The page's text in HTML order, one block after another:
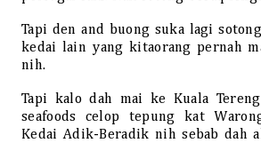
Tapi den and buong suka lagi
kedai lain yang kitaorang pernah
nih.
Tapi kalo dah mai ke Kuala
seafoods celop tepung kat
Kedai Adik-Beradik nih sebab dah